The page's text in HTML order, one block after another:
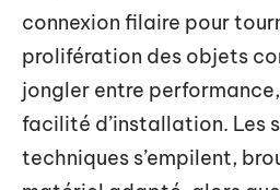
connexion filaire pour
prolifération des objets
jongler entre
facilité d’installation. Les
techniques s’empilent,